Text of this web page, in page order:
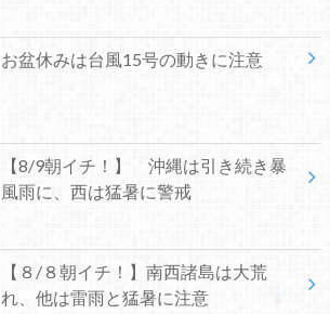
お盆休みは台風15号の動きに注意
【8/9朝イチ！】 沖縄は引き続き暴
風雨に、西は猛暑に警戒
【８/８朝イチ！】南西諸島は大荒
れ、他は雷雨と猛暑に注意